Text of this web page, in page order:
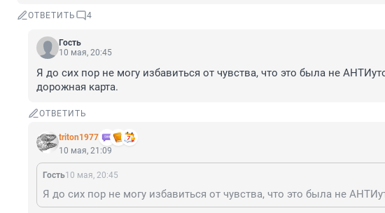
ОТВЕТИТЬ 4
Гость
10 мая, 20:45
Я до сих пор не могу избавиться от чувства, что это была не
дорожная карта.
ОТВЕТИТЬ
triton1977
10 мая, 21:09
Гость10 мая, 20:45